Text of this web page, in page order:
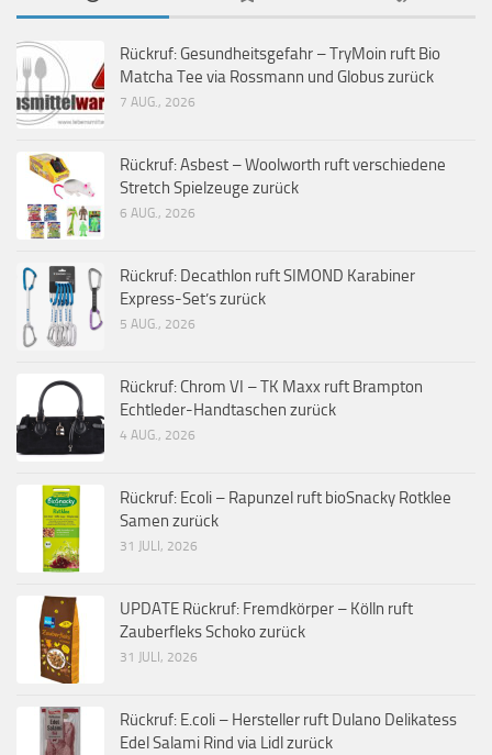
Rückruf: Gesundheitsgefahr – TryMoin ruft Bio
Matcha Tee via Rossmann und Globus zurück
7 AUG., 2026
Rückruf: Asbest – Woolworth ruft verschiedene
Stretch Spielzeuge zurück
6 AUG., 2026
Rückruf: Decathlon ruft SIMOND Karabiner
Express-Set’s zurück
5 AUG., 2026
Rückruf: Chrom VI – TK Maxx ruft Brampton
Echtleder-Handtaschen zurück
4 AUG., 2026
Rückruf: Ecoli – Rapunzel ruft bioSnacky Rotklee
Samen zurück
31 JULI, 2026
UPDATE Rückruf: Fremdkörper – Kölln ruft
Zauberfleks Schoko zurück
31 JULI, 2026
Rückruf: E.coli – Hersteller ruft Dulano Delikatess
Edel Salami Rind via Lidl zurück